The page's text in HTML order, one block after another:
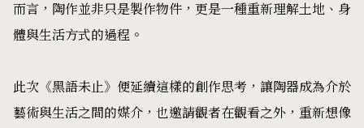
而言，陶作並非只是製作物件，更是一種重新理解土地、身
體與生活方式的過程。
此次《黑語未止》便延續這樣的創作思考，讓陶器成為介於
藝術與生活之間的媒介，也邀請觀者在觀看之外，重新想像